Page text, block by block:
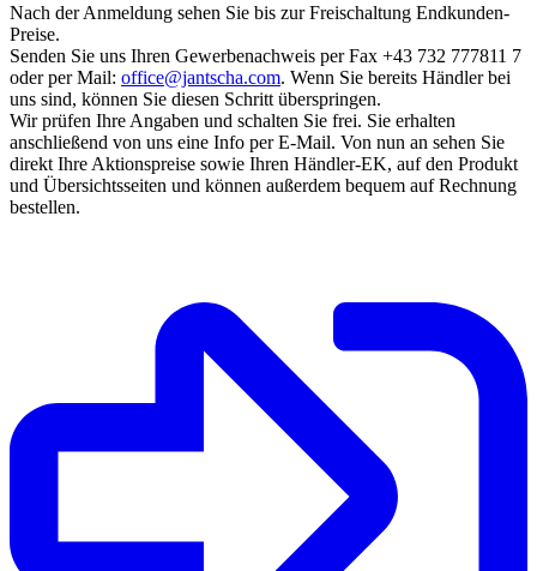
Nach der Anmeldung sehen Sie bis zur Freischaltung Endkunden-
Preise.
Senden Sie uns Ihren Gewerbenachweis per Fax +43 732 777811 7
oder per Mail: office@jantscha.com. Wenn Sie bereits Händler bei
uns sind, können Sie diesen Schritt überspringen.
Wir prüfen Ihre Angaben und schalten Sie frei. Sie erhalten
anschließend von uns eine Info per E-Mail. Von nun an sehen Sie
direkt Ihre Aktionspreise sowie Ihren Händler-EK, auf den Produkt
und Übersichtsseiten und können außerdem bequem auf Rechnung
bestellen.